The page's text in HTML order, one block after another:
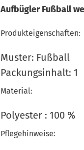
Aufbügler Fußball
Produkteigenschaften:
Muster: Fußball
Packungsinhalt: 1
Material:
Polyester : 100 %
Pflegehinweise: